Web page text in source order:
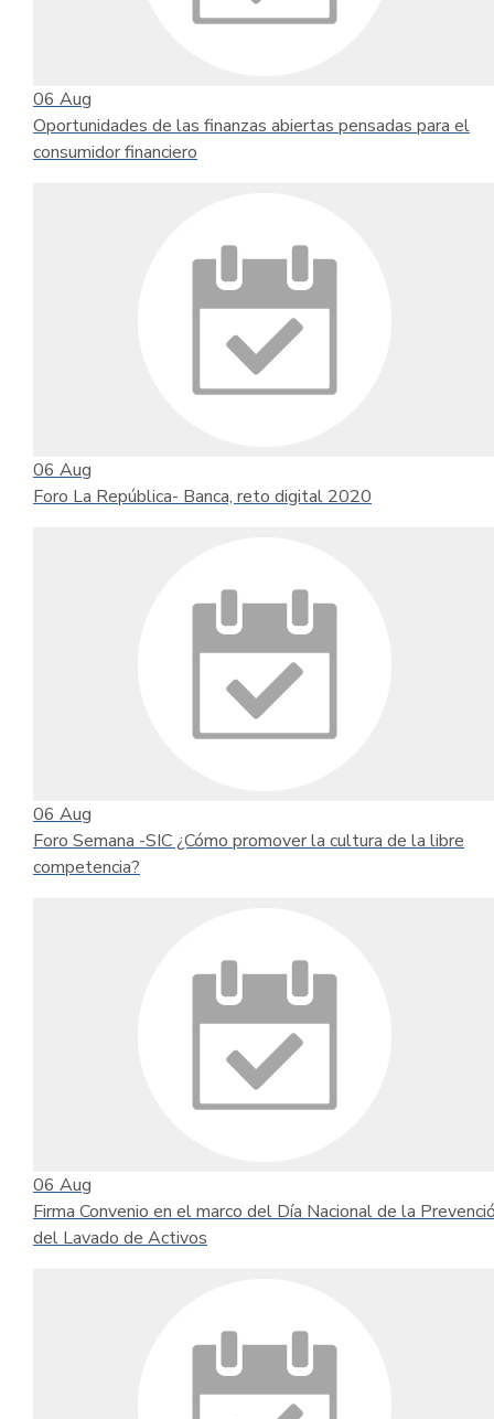
06 Aug
Oportunidades de las finanzas abiertas pensadas para el
consumidor financiero
06 Aug
Foro La República- Banca, reto digital 2020
06 Aug
Foro Semana -SIC ¿Cómo promover la cultura de la libre
competencia?
06 Aug
Firma Convenio en el marco del Día Nacional de la
del Lavado de Activos